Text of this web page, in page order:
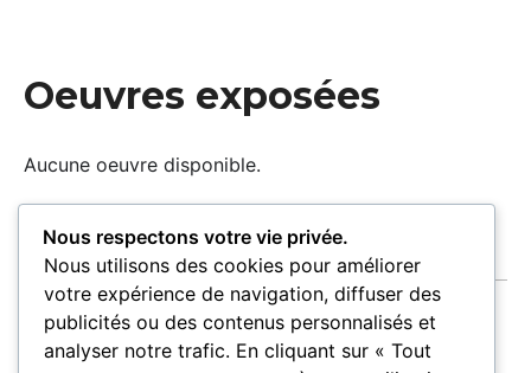
Oeuvres exposées
Aucune oeuvre disponible.
Nous respectons votre vie privée.
Nous utilisons des cookies pour améliorer
votre expérience de navigation, diffuser des
publicités ou des contenus personnalisés et
analyser notre trafic. En cliquant sur « Tout